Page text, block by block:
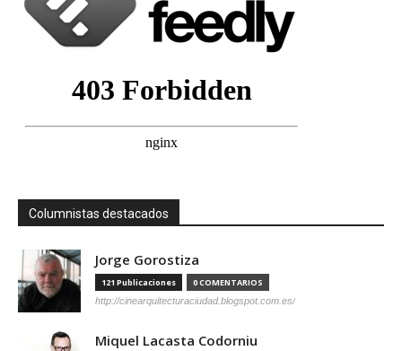
Columnistas destacados
Jorge Gorostiza
121 Publicaciones 0 COMENTARIOS
http://cinearquitecturaciudad.blogspot.com.es/
Miquel Lacasta Codorniu